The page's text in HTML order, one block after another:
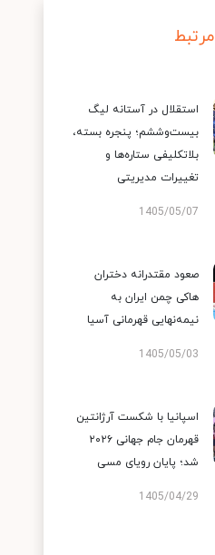
مرتبط
استقلال در آستانه لیگ
بیست‌وششم؛ پنجره بسته،
بلاتکلیفی ستاره‌ها و
تغییرات مدیریتی
1405/05/07
صعود مقتدرانه دختران
هاکی چمن ایران به
نیمه‌نهایی قهرمانی آسیا
1405/05/03
اسپانیا با شکست آرژانتین
قهرمان جام جهانی ۲۰۲۶
شد؛ پایان رویای مسی
1405/04/29